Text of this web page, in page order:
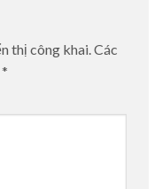
thị công khai. Các
*